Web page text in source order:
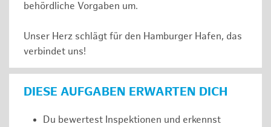
behördliche Vorgaben um.
Unser Herz schlägt für den Hamburger Hafen, das
verbindet uns!
DIESE AUFGABEN ERWARTEN DICH
Du bewertest Inspektionen und erkennst